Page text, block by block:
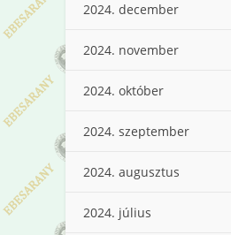
2024. december
2024. november
2024. október
2024. szeptember
2024. augusztus
2024. július